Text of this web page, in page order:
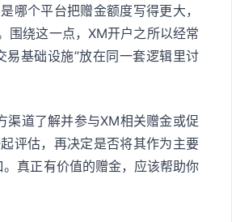
哪个平台把赠金额度写得更大，
围绕这一点，XM开户之所以经常
易基础设施”放在同一套逻辑里讨
道了解并参与XM相关赠金或促
评估，再决定是否将其作为主要
真正有价值的赠金，应该帮助你